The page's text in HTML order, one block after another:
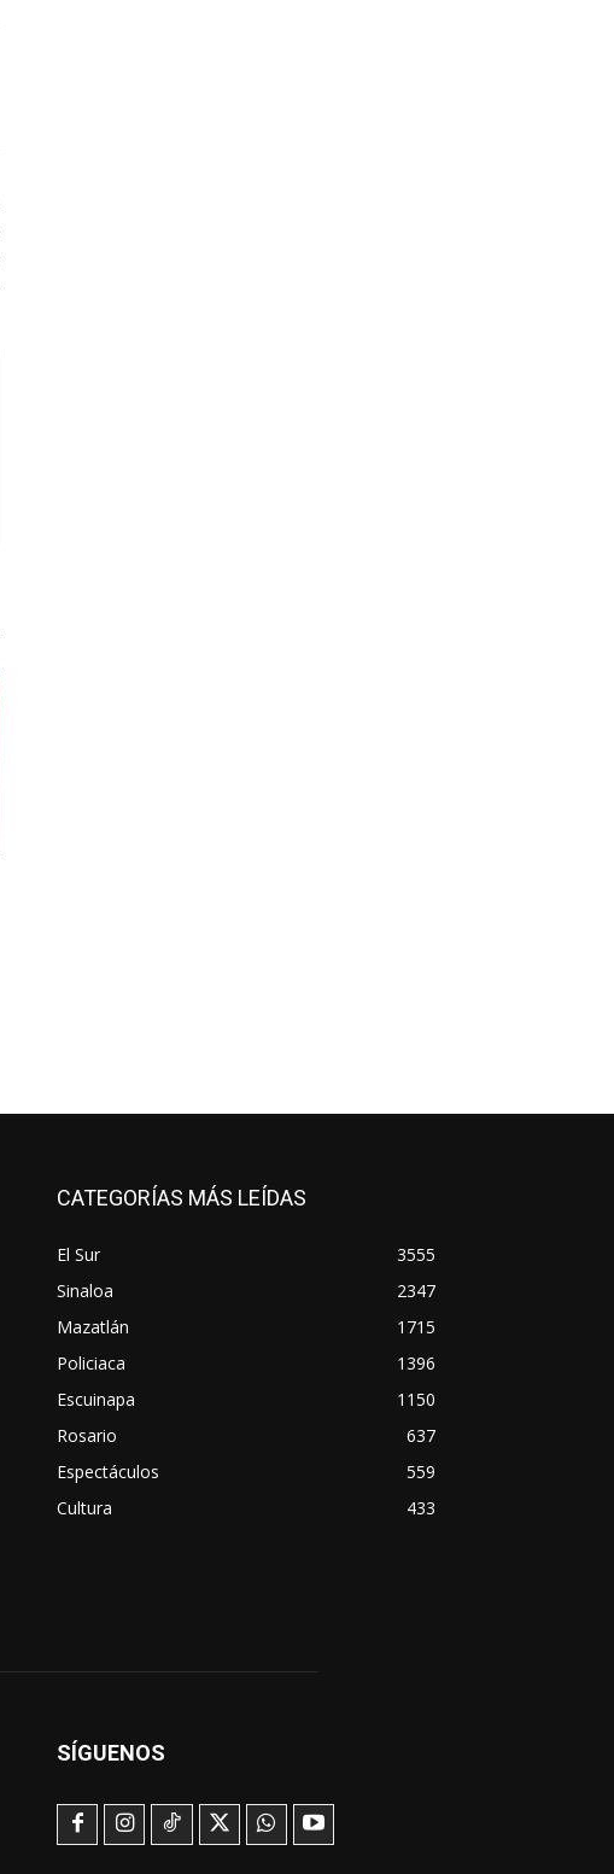
CATEGORÍAS MÁS LEÍDAS
El Sur
3555
Sinaloa
2347
Mazatlán
1715
Policiaca
1396
Escuinapa
1150
Rosario
637
Espectáculos
559
Cultura
433
SÍGUENOS